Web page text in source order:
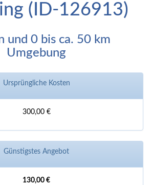
(ID-126913)
und 0 bis ca. 50 km
Umgebung
Ursprüngliche Kosten
300,00 €
Günstigstes Angebot
130,00 €